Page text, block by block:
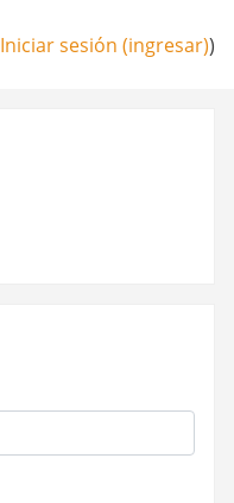
Iniciar sesión (ingresar))